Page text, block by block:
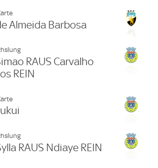
Almeida Barbosa
RAUS Carvalho
REIN
RAUS Ndiaye REIN